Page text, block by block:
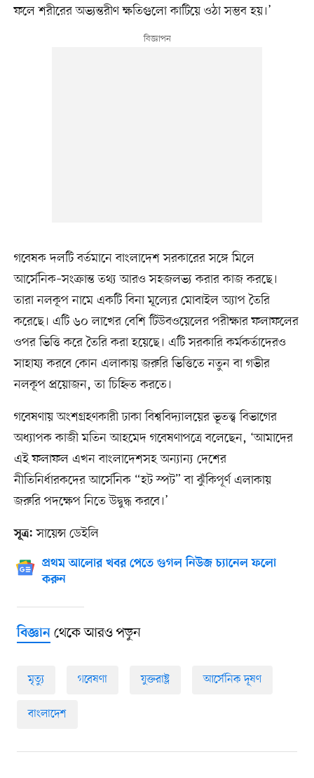
ফলে শরীরের অভ্যন্তরীণ ক্ষতিগুলো কাটিয়ে ওঠা সম্ভব হয়।’
গবেষক দলটি বর্তমানে বাংলাদেশ সরকারের সঙ্গে মিলে
আর্সেনিক–সংক্রান্ত তথ্য আরও সহজলভ্য করার কাজ করছে।
তারা নলকূপ নামে একটি বিনা মূল্যের মোবাইল অ্যাপ তৈরি
করেছে।‌ এটি ৬০ লাখের বেশি টিউবওয়েলের পরীক্ষার ফলাফলের
ওপর ভিত্তি করে তৈরি করা হয়েছে। এটি সরকারি কর্মকর্তাদেরও
সাহায্য করবে কোন এলাকায় জরুরি ভিত্তিতে নতুন বা গভীর
নলকূপ প্রয়োজন, তা চিহ্নিত করতে।
গবেষণায় অংশগ্রহণকারী ঢাকা বিশ্ববিদ্যালয়ের ভূতত্ত্ব বিভাগের
অধ্যাপক কাজী মতিন আহমেদ গবেষণাপত্রে বলেছেন, ‘আমাদের
এই ফলাফল এখন বাংলাদেশসহ অন্যান্য দেশের
নীতিনির্ধারকদের আর্সেনিক “হট স্পট” বা ঝুঁকিপূর্ণ এলাকায়
জরুরি পদক্ষেপ নিতে উদ্বুদ্ধ করবে।’
সূত্র: সায়েন্স ডেইলি
প্রথম আলোর খবর পেতে গুগল নিউজ চ্যানেল ফলো
করুন
বিজ্ঞানথেকে আরও পড়ুন
মৃত্যু গবেষণা যুক্তরাষ্ট্র আর্সেনিক দূষণ
বাংলাদেশ